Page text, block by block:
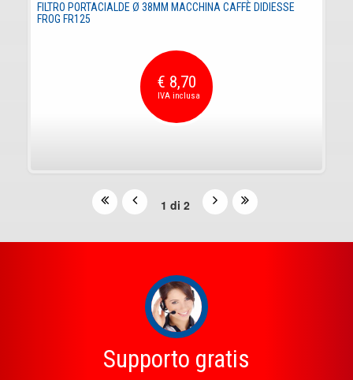
FILTRO PORTACIALDE Ø 38MM MACCHINA CAFFÈ DIDIESSE
FROG FR125
€ 8,70
1 di 2
Supporto gratis